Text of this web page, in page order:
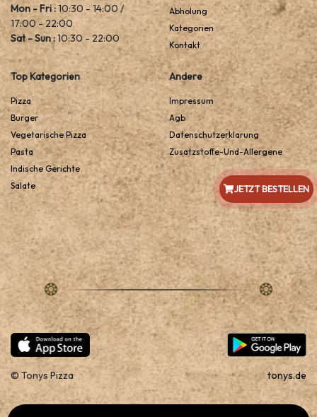
Mon - Fri :10:30 - 14:00 /
17:00 - 22:00
Sat - Sun :10:30 - 22:00
Abholung
Kategorien
Kontakt
Top Kategorien
Pizza
Burger
Vegetarische Pizza
Pasta
Indische Gerichte
Salate
Andere
Impressum
Agb
Datenschutzerklarung
Zusatzstoffe-Und-Allergene
JETZT BESTELLEN
© Tonys Pizza tonys.de